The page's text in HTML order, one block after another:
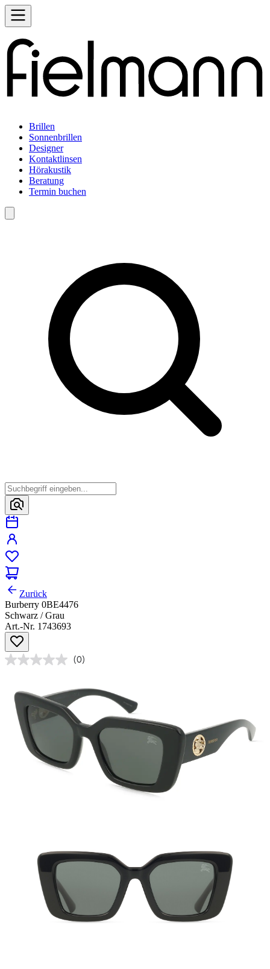
Brillen
Sonnenbrillen
Designer
Kontaktlinsen
Hörakustik
Beratung
Termin buchen
Zurück
Burberry 0BE4476
Schwarz / Grau
Art.-Nr. 1743693
(0)